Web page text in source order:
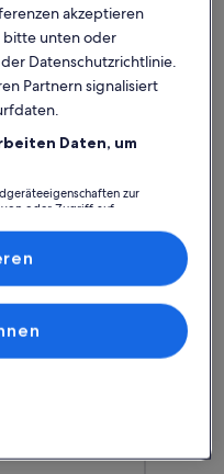
water views from the
views from the
Badezimmer
mit
akzeptieren
bitte unten oder
Datenschutzrichtlinie.
Partnern signalisiert
Daten, um
zur
oder Zugriff auf
der Performance von Inhalten,
und Verbesserung von